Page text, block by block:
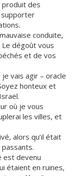
produit des
supporter
conduite,
Le dégoût vous
et de vos
je vais agir – oracle
honteux et
où je vous
les villes, et
alors qu’il était
est devenu
étaient en ruines,